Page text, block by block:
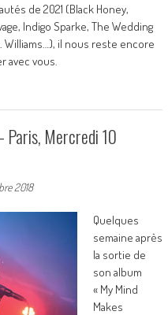
de 2021 (Black Honey,
Indigo Sparke, The Wedding
Williams…), il nous reste encore
avec vous.
Paris, Mercredi 10
2018
Quelques
semaine après
la sortie de
son album
« My Mind
Makes